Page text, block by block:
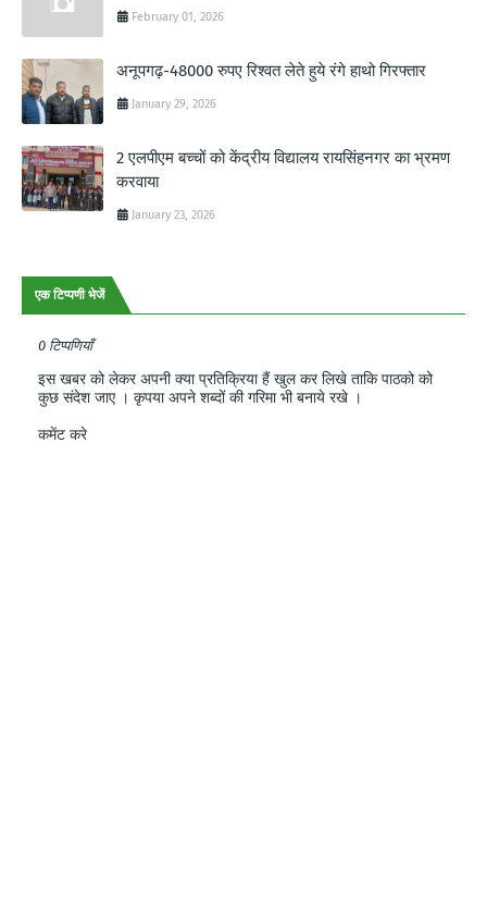
February 01, 2026
अनूपगढ़-48000 रुपए रिश्वत लेते हुये रंगे हाथो गिरफ्तार
January 29, 2026
2 एलपीएम बच्चों को केंद्रीय विद्यालय रायसिंहनगर का भ्रमण
करवाया
January 23, 2026
एक टिप्पणी भेजें
0 टिप्पणियाँ
इस खबर को लेकर अपनी क्या प्रतिक्रिया हैं खुल कर लिखे ताकि पाठको को
कुछ संदेश जाए । कृपया अपने शब्दों की गरिमा भी बनाये रखे ।
कमेंट करे